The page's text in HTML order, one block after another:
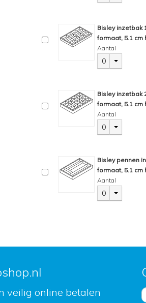
Bisley inzetbak
formaat, 5.1 cm
Aantal
0
Bisley inzetbak
formaat, 5.1 cm
Aantal
0
Bisley pennen
formaat, 5.1 cm
Aantal
0
veilig online betalen